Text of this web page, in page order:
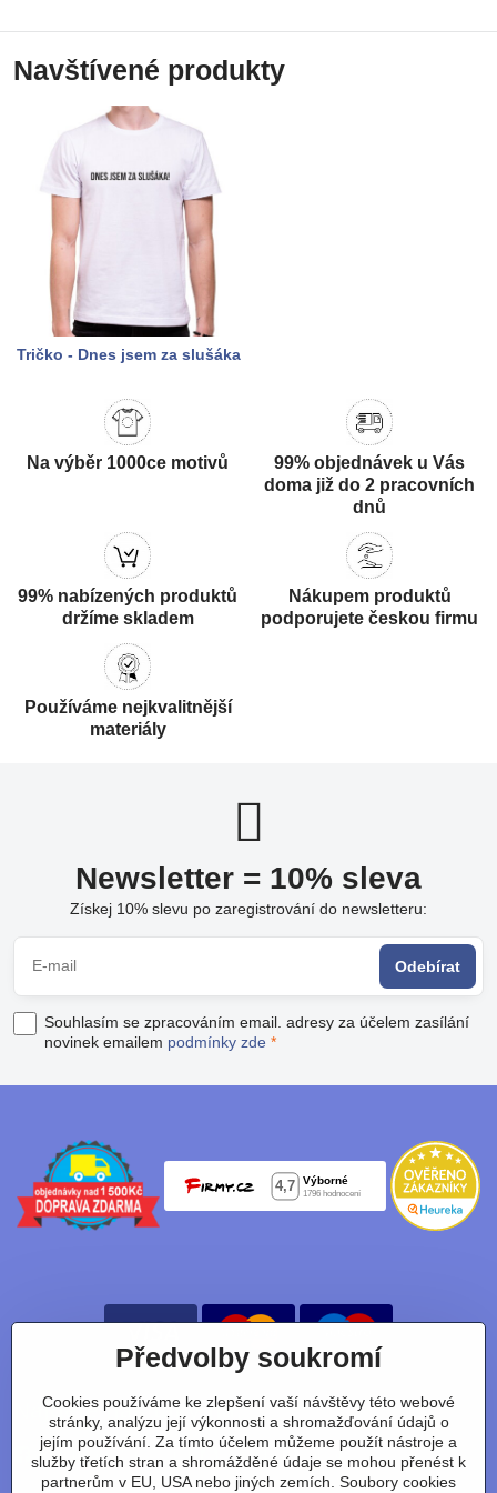
Navštívené produkty
Tričko - Dnes jsem za slušáka
Na výběr 1000ce motivů
99% objednávek u Vás
doma již do 2 pracovních
dnů
99% nabízených produktů
držíme skladem
Nákupem produktů
podporujete českou firmu
Používáme nejkvalitnější
materiály
Newsletter = 10% sleva
Získej 10% slevu po zaregistrování do newsletteru:
Odebírat
Souhlasím se zpracováním email. adresy za účelem zasílání
novinek emailem podmínky zde *
Nájdete nás taky na:
Facebook Instagram Youtube Tiktok
Předvolby soukromí
Cookies používáme ke zlepšení vaší návštěvy této webové
stránky, analýzu její výkonnosti a shromažďování údajů o
jejím používání. Za tímto účelem můžeme použít nástroje a
služby třetích stran a shromážděné údaje se mohou přenést k
partnerům v EU, USA nebo jiných zemích. Soubory cookies